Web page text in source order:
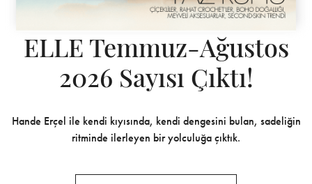
ELLE Temmuz-Ağustos
2026 Sayısı Çıktı!
Hande Erçel ile kendi kıyısında, kendi dengesini bulan, sadeliğin
ritminde ilerleyen bir yolculuğa çıktık.